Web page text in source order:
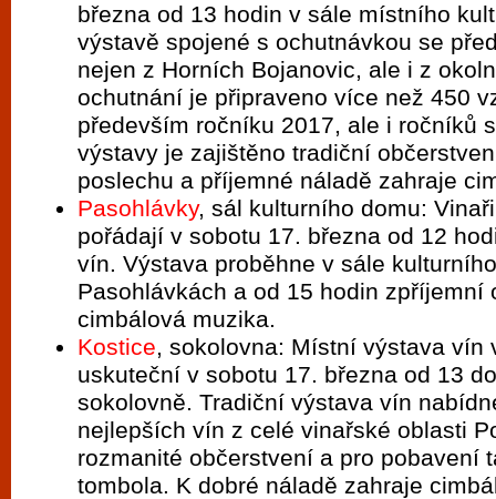
března od 13 hodin v sále místního
výstavě spojené s ochutnávkou se
nejen z Horních Bojanovic, ale i z
ochutnání je připraveno více než 450
především ročníku 2017, ale i ročníků
výstavy je zajištěno tradiční
poslechu a příjemné náladě zahraje
Pasohlávky, sál kulturního domu:
pořádají v sobotu 17. března od 12
vín. Výstava proběhne v sále
Pasohlávkách a od 15 hodin zpříjemní
cimbálová muzika.
Kostice, sokolovna: Místní výstava vín
uskuteční v sobotu 17. března od 13
sokolovně. Tradiční výstava vín
nejlepších vín z celé vinařské oblasti
rozmanité občerstvení a pro pobavení
tombola. K dobré náladě zahraje